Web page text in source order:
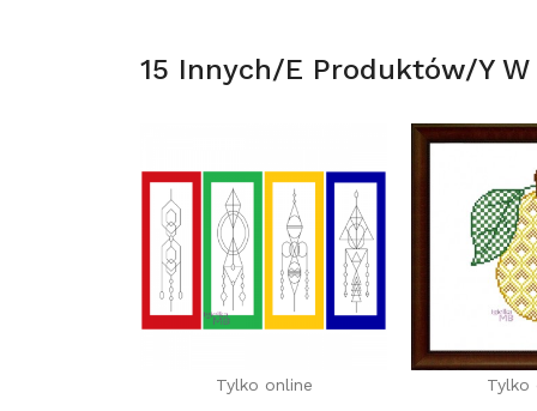
15 Innych/e Produktów/y W
Tylko online Tylko